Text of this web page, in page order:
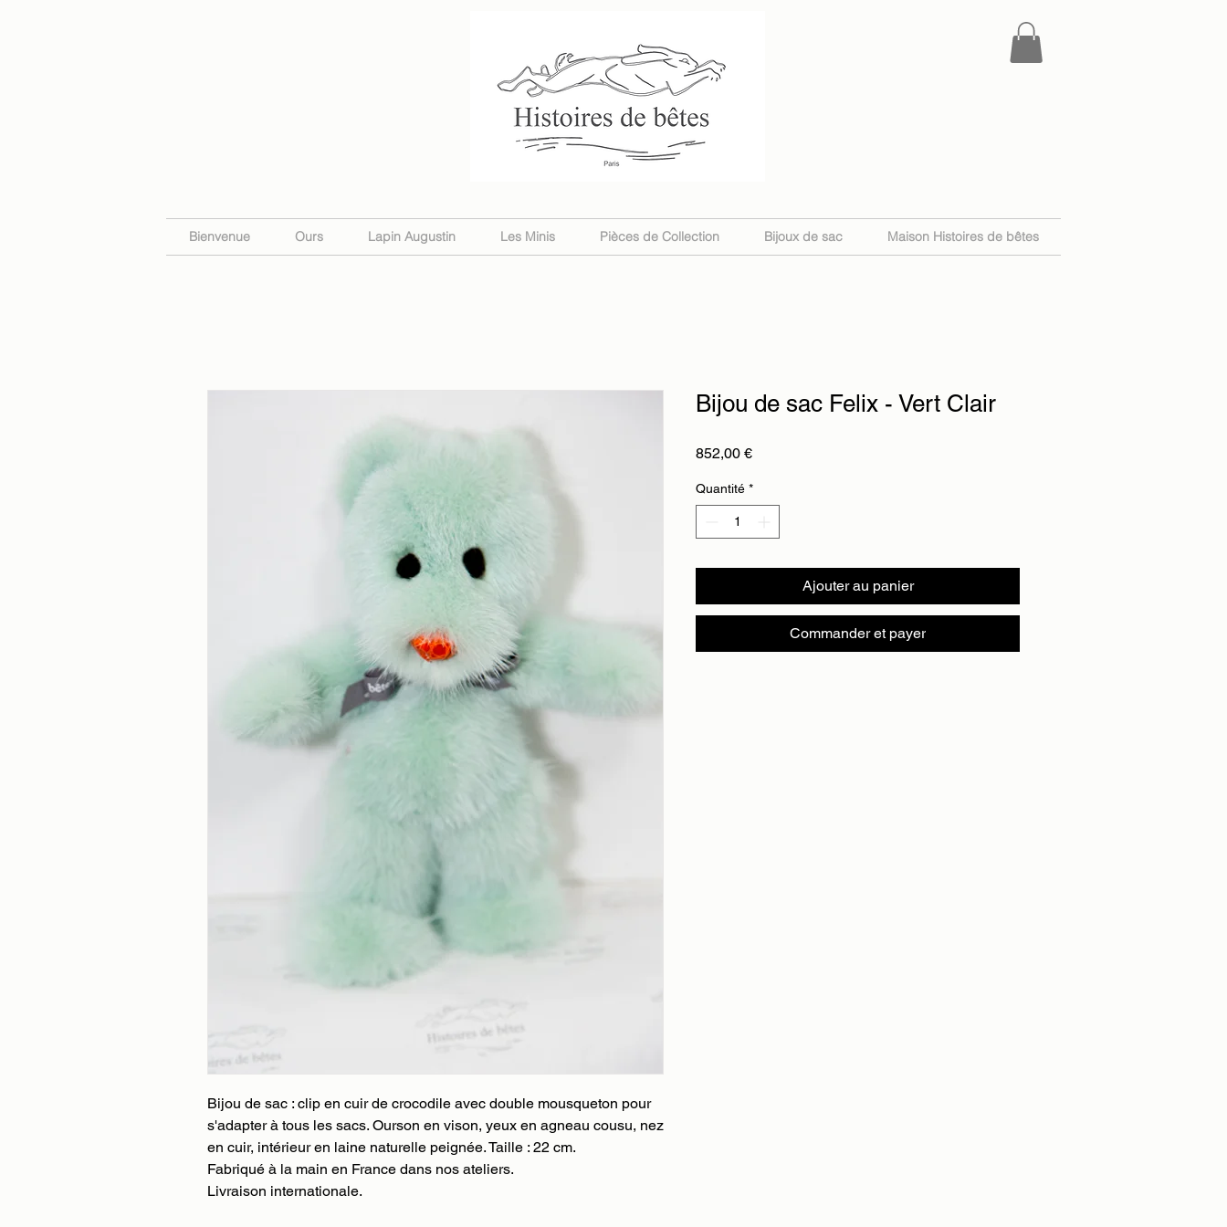
Bienvenue Ours Lapin Augustin Les Minis Pièces de Collection Bijoux de sac Maison Histoires de bêtes
Bijou de sac : clip en cuir de crocodile avec double mousqueton pour
s'adapter à tous les sacs. Ourson en vison, yeux en agneau cousu, nez
en cuir, intérieur en laine naturelle peignée. Taille : 22 cm.
Fabriqué à la main en France dans nos ateliers.
Livraison internationale.
Bijou de sac Felix - Vert Clair
852,00 €Prix
Quantité *
Ajouter au panier
Commander et payer